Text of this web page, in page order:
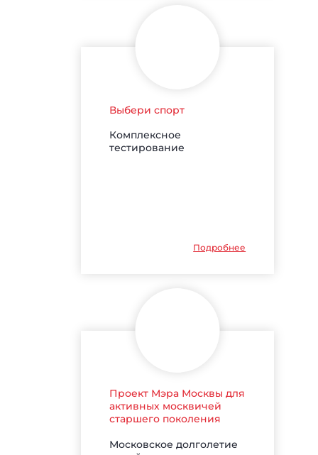
Выбери спорт
Комплексное
тестирование
Подробнее
Проект Мэра Москвы для
активных москвичей
старшего поколения
Московское долголетие